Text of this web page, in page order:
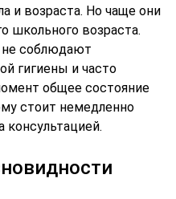
и возраста. Но чаще они
школьного возраста.
не соблюдают
гигиены и часто
общее состояние
стоит немедленно
консультацией.